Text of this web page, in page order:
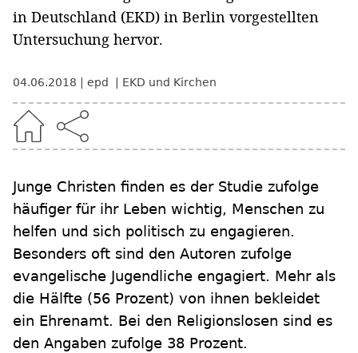
in Deutschland (EKD) in Berlin vorgestellten
Untersuchung hervor.
04.06.2018 epd EKD und Kirchen
Junge Christen finden es der Studie zufolge
häufiger für ihr Leben wichtig, Menschen zu
helfen und sich politisch zu engagieren.
Besonders oft sind den Autoren zufolge
evangelische Jugendliche engagiert. Mehr als
die Hälfte (56 Prozent) von ihnen bekleidet
ein Ehrenamt. Bei den Religionslosen sind es
den Angaben zufolge 38 Prozent.